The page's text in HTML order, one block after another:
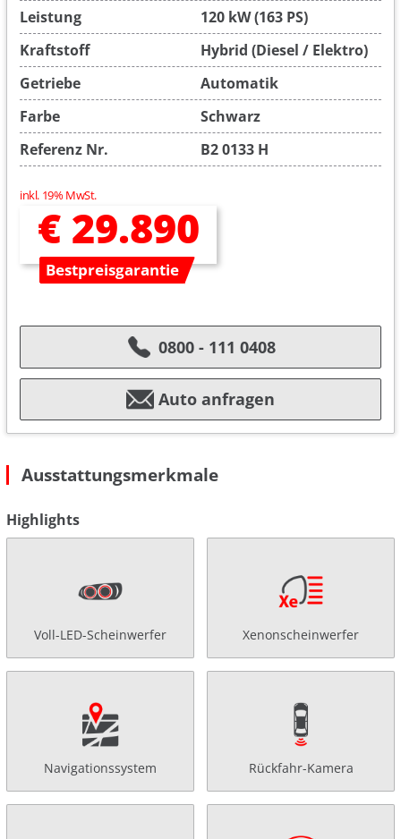
Leistung
120 kW (163 PS)
Kraftstoff
Hybrid (Diesel / Elektro)
Getriebe
Automatik
Farbe
Schwarz
Referenz Nr.
B2 0133 H
inkl. 19% MwSt.
€ 29.890
Bestpreisgarantie
0800 - 111 0408
Auto anfragen
Ausstattungsmerkmale
Highlights
Voll-LED-Scheinwerfer Xenonscheinwerfer
Navigationssystem Rückfahr-Kamera